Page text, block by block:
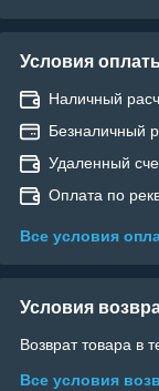
Условия
Наличный
Безналичный
Удаленный
Оплата по
Все условия
Условия
Возврат товара в
Все условия